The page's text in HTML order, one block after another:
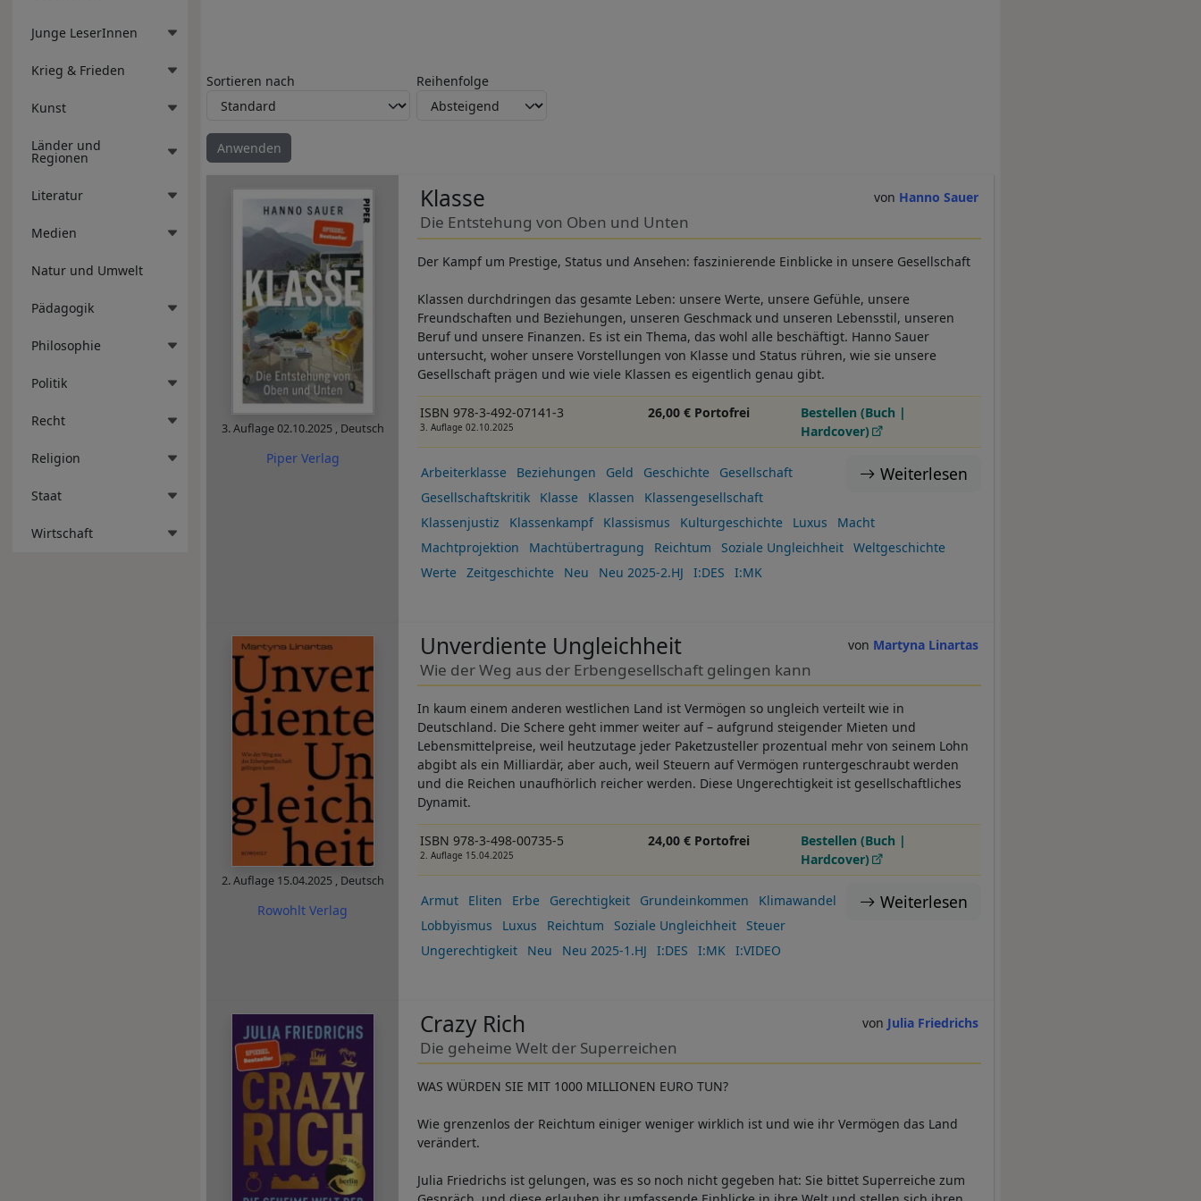
Junge LeserInnen
Krieg & Frieden
Kunst
Länder und
Regionen
Literatur
Medien
Natur und Umwelt
Pädagogik
Philosophie
Politik
Recht
Religion
Staat
Wirtschaft
Sortieren nach Reihenfolge
3. Auflage02.10.2025 , Deutsch
Piper Verlag
Hanno Sauer
Klasse
Die Entstehung von Oben und Unten
Der Kampf um Prestige, Status und Ansehen: faszinierende Einblicke in unsere Gesellschaft
Klassen durchdringen das gesamte Leben: unsere Werte, unsere Gefühle, unsere
Freundschaften und Beziehungen, unseren Geschmack und unseren Lebensstil, unseren
Beruf und unsere Finanzen. Es ist ein Thema, das wohl alle beschäftigt. Hanno Sauer
untersucht, woher unsere Vorstellungen von Klasse und Status rühren, wie sie unsere
Gesellschaft prägen und wie viele Klassen es eigentlich genau gibt.
ISBN 978-3-492-07141-3
3. Auflage 02.10.2025
26,00 € Portofrei
Bestellen (Buch |
Hardcover)
Weiterlesen
Arbeiterklasse Beziehungen Geld Geschichte
Gesellschaft
Gesellschaftskritik
Klasse Klassen
Klassengesellschaft
Klassenjustiz
Klassenkampf Klassismus Kulturgeschichte Luxus
Macht
Machtprojektion
Machtübertragung Reichtum Soziale Ungleichheit
Weltgeschichte
Werte
Zeitgeschichte Neu Neu 2025-2.HJ I:DES I:MK
2. Auflage 15.04.2025 , Deutsch
Rowohlt Verlag
Martyna Linartas
Unverdiente Ungleichheit
Wie der Weg aus der Erbengesellschaft gelingen kann
In kaum einem anderen westlichen Land ist Vermögen so ungleich verteilt wie in
Deutschland. Die Schere geht immer weiter auf – aufgrund steigender Mieten und
Lebensmittelpreise, weil heutzutage jeder Paketzusteller prozentual mehr von seinem Lohn
abgibt als ein Milliardär, aber auch, weil Steuern auf Vermögen runtergeschraubt werden
und die Reichen unaufhörlich reicher werden. Diese Ungerechtigkeit ist gesellschaftliches
Dynamit.
ISBN 978-3-498-00735-5
2. Auflage 15.04.2025
24,00 € Portofrei
Bestellen (Buch |
Hardcover)
Weiterlesen
Armut Eliten Erbe Gerechtigkeit Grundeinkommen
Klimawandel
Lobbyismus
Luxus Reichtum Soziale Ungleichheit
Steuer
Ungerechtigkeit
Neu Neu 2025-1.HJ I:DES I:MK I:VIDEO
Julia Friedrichs
Crazy Rich
Die geheime Welt der Superreichen
WAS WÜRDEN SIE MIT 1000 MILLIONEN EURO TUN?
Wie grenzenlos der Reichtum einiger weniger wirklich ist und wie ihr Vermögen das Land
verändert.
Julia Friedrichs ist gelungen, was es so noch nicht gegeben hat: Sie bittet Superreiche zum